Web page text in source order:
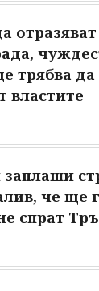
трябва да
властите
че ще
спрат